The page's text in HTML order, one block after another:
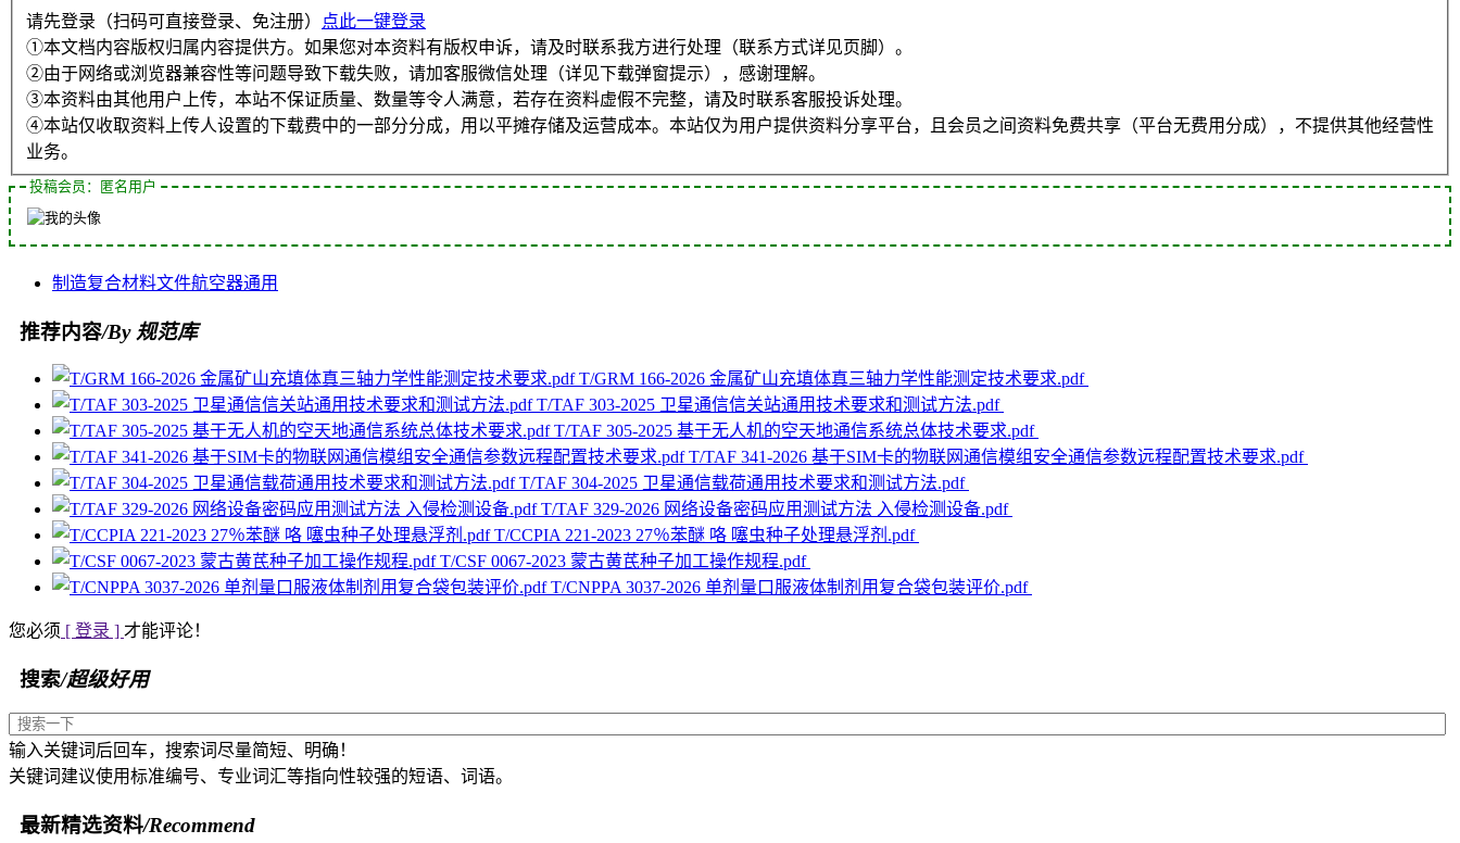
请先登录（扫码可直接登录、免注册）
点此一键登录
①本文档内容版权归属内容提供方。如果您对本资料有版权申诉，请及时联系我方进行处理（联系方式详见页脚）。
②由于网络或浏览器兼容性等问题导致下载失败，请加客服微信处理（详见下载弹窗提示），感谢理解。
③本资料由其他用户上传，本站不保证质量、数量等令人满意，若存在资料虚假不完整，请及时联系客服投诉处理。
④本站仅收取资料上传人设置的下载费中的一部分分成，用以平摊存储及运营成本。本站仅为用户提供资料分享平台，且会员之间资料免费共享（平台无费用分成），不提供其他经营性
业务。
投稿会员：匿名用户
制造复合材料文件航空器通用
推荐内容/By 规范库
T/GRM 166-2026 金属矿山充填体真三轴力学性能测定技术要求.pdf
T/TAF 303-2025 卫星通信信关站通用技术要求和测试方法.pdf
T/TAF 305-2025 基于无人机的空天地通信系统总体技术要求.pdf
T/TAF 341-2026 基于SIM卡的物联网通信模组安全通信参数远程配置技术要求.pdf
T/TAF 304-2025 卫星通信载荷通用技术要求和测试方法.pdf
T/TAF 329-2026 网络设备密码应用测试方法 入侵检测设备.pdf
T/CCPIA 221-2023 27％苯醚 咯 噻虫种子处理悬浮剂.pdf
T/CSF 0067-2023 蒙古黄芪种子加工操作规程.pdf
T/CNPPA 3037-2026 单剂量口服液体制剂用复合袋包装评价.pdf
您必须 [ 登录 ] 才能评论！
搜索/超级好用
输入关键词后回车，搜索词尽量简短、明确！
关键词建议使用标准编号、专业词汇等指向性较强的短语、词语。
最新精选资料/Recommend